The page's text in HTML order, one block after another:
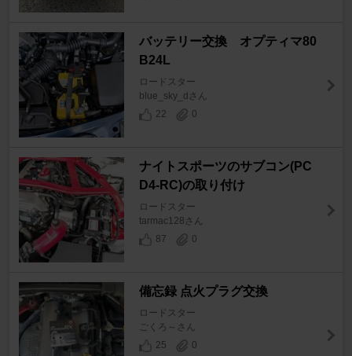
バッテリー交換 オプティマ80
B24L
ロードスター
blue_sky_dさん
22
0
ナイトスポーツのサブコン(PC
D4-RC)の取り付け
ロードスター
tarmac128さん
87
0
備忘録 点火プラグ交換
ロードスター
ごくろ～さん
25
0